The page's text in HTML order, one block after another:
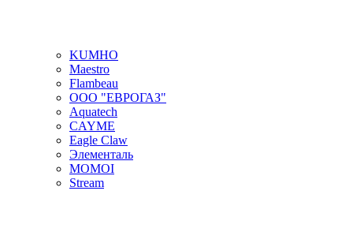
KUMHO
Maestro
Flambeau
ООО "ЕВРОГАЗ"
Aquatech
CAYME
Eagle Claw
Элементаль
MOMOI
Stream